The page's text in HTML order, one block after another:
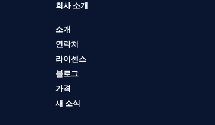
회사 소개
소개
연락처
라이센스
블로그
가격
새 소식